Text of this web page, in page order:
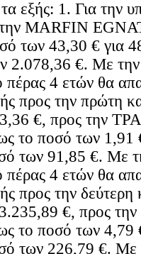
τα εξής: 1. Για την
την MARFIN
των 43,30 € για
2.078,36 €. Με
πέρας 4 ετών θα
προς την πρώτη
€, προς την
το ποσό των 1,91
των 91,85 €. Με
πέρας 4 ετών θα
προς την δεύτερη
€, προς
το ποσό των 4,79
των 226,79 €.